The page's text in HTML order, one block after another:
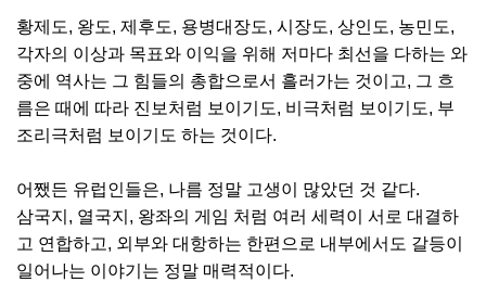
황제도, 왕도, 제후도, 용병대장도, 시장도, 상인도, 농민도,
각자의 이상과 목표와 이익을 위해 저마다 최선을 다하는 와
중에 역사는 그 힘들의 총합으로서 흘러가는 것이고, 그 흐
름은 때에 따라 진보처럼 보이기도, 비극처럼 보이기도, 부
조리극처럼 보이기도 하는 것이다.
어쨌든 유럽인들은, 나름 정말 고생이 많았던 것 같다.
삼국지, 열국지, 왕좌의 게임 처럼 여러 세력이 서로 대결하
고 연합하고, 외부와 대항하는 한편으로 내부에서도 갈등이
일어나는 이야기는 정말 매력적이다.